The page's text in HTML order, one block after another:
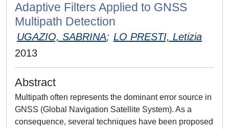
Adaptive Filters Applied to GNSS
Multipath Detection
UGAZIO, SABRINA; LO PRESTI, Letizia
2013
Abstract
Multipath often represents the dominant error source in
GNSS (Global Navigation Satellite System). As a
consequence, several techniques have been proposed